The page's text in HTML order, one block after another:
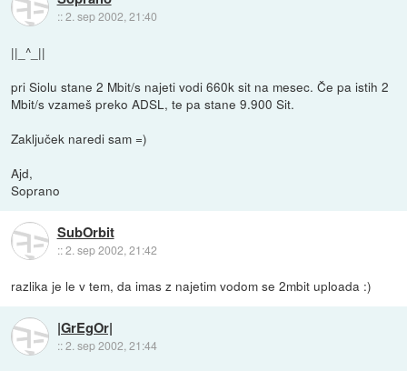
::2. sep 2002, 21:40
||_^_||
pri Siolu stane 2 Mbit/s najeti vodi 660k sit na mesec. Če pa istih 2
Mbit/s vzameš preko ADSL, te pa stane 9.900 Sit.
Zaključek naredi sam =)
Ajd,
Soprano
SubOrbit
::2. sep 2002, 21:42
razlika je le v tem, da imas z najetim vodom se 2mbit uploada :)
|GrEgOr|
::2. sep 2002, 21:44